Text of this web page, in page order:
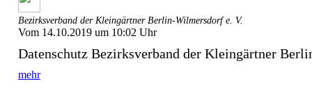
Bezirksverband der Kleingärtner Berlin-Wilmersdorf e. V.
Vom 14.10.2019 um 10:02 Uhr
Datenschutz Bezirksverband der Kleingärtner
mehr